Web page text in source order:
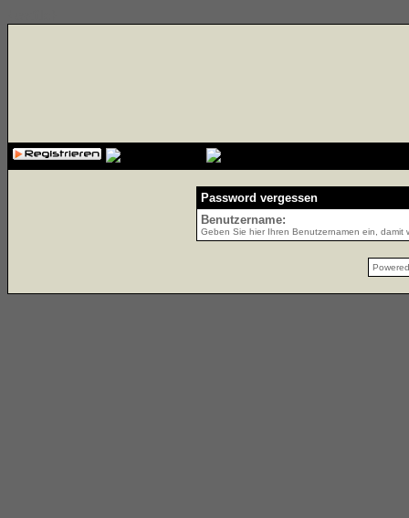
Password vergessen
Benutzername:
Geben Sie hier Ihren Benutzernamen ein,